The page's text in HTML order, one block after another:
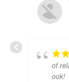
of
ook!